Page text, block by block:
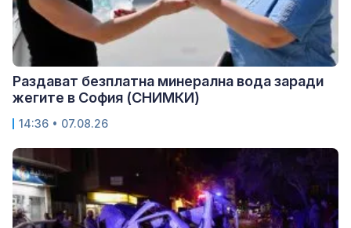
Раздават безплатна минерална вода заради
жегите в София (СНИМКИ)
14:36 • 07.08.26